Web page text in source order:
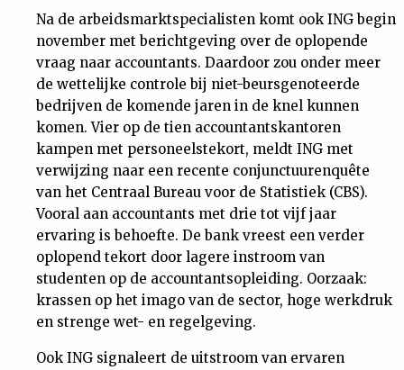
Na de arbeidsmarktspecialisten komt ook ING begin
november met berichtgeving over de oplopende
vraag naar accountants. Daardoor zou onder meer
de wettelijke controle bij niet-beursgenoteerde
bedrijven de komende jaren in de knel kunnen
komen. Vier op de tien accountantskantoren
kampen met personeelstekort, meldt ING met
verwijzing naar een recente conjunctuurenquête
van het Centraal Bureau voor de Statistiek (CBS).
Vooral aan accountants met drie tot vijf jaar
ervaring is behoefte. De bank vreest een verder
oplopend tekort door lagere instroom van
studenten op de accountantsopleiding. Oorzaak:
krassen op het imago van de sector, hoge werkdruk
en strenge wet- en regelgeving.
Ook ING signaleert de uitstroom van ervaren